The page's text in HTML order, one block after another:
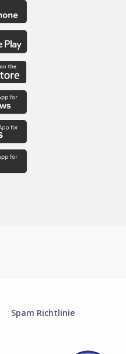
Spam Richtlinie